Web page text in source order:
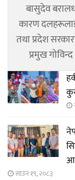
बासुदेव
कारण
तथा प्रदेश
प्रमुख
साउन १९, २०८३